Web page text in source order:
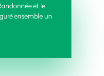
et le
ensemble un